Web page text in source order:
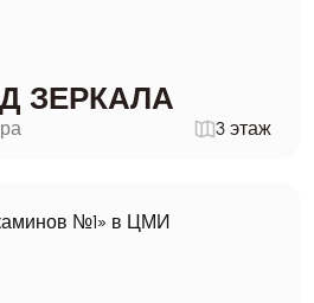
ЗЕРКАЛА
3 этаж